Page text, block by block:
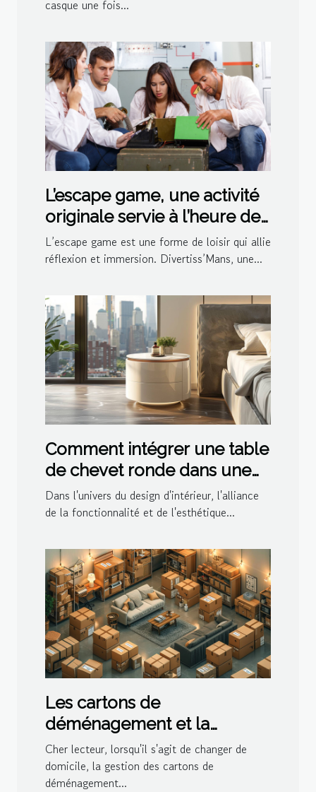
casque une fois...
L’escape game, une activité
originale servie à l’heure de
l’apéro par Divertiss’Mans
L’escape game est une forme de loisir qui allie
réflexion et immersion. Divertiss’Mans, une...
Comment intégrer une table
de chevet ronde dans une
décoration moderne
Dans l'univers du design d'intérieur, l'alliance
de la fonctionnalité et de l'esthétique...
Les cartons de
déménagement et la
gestion de l'espace dans le
logement
Cher lecteur, lorsqu'il s'agit de changer de
domicile, la gestion des cartons de
déménagement...